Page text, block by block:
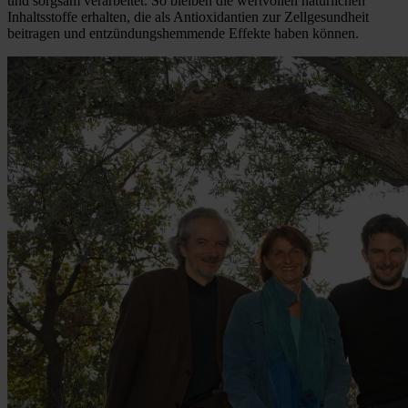
Inhaltsstoffe erhalten, die als Antioxidantien zur Zellgesundheit
beitragen und entzündungshemmende Effekte haben können.